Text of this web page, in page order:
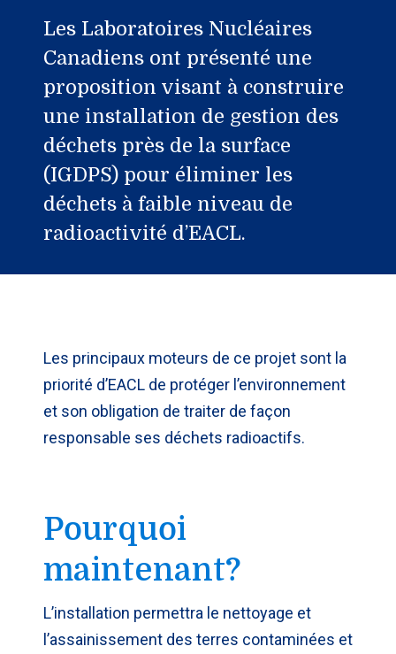
Les Laboratoires Nucléaires
Canadiens ont présenté une
proposition visant à construire
une installation de gestion des
déchets près de la surface
(IGDPS) pour éliminer les
déchets à faible niveau de
radioactivité d’EACL.
Les principaux moteurs de ce projet sont la
priorité d’EACL de protéger l’environnement
et son obligation de traiter de façon
responsable ses déchets radioactifs.
Pourquoi
maintenant?
L’installation permettra le nettoyage et
l’assainissement des terres contaminées et